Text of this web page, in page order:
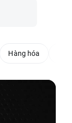
Hàng hóa